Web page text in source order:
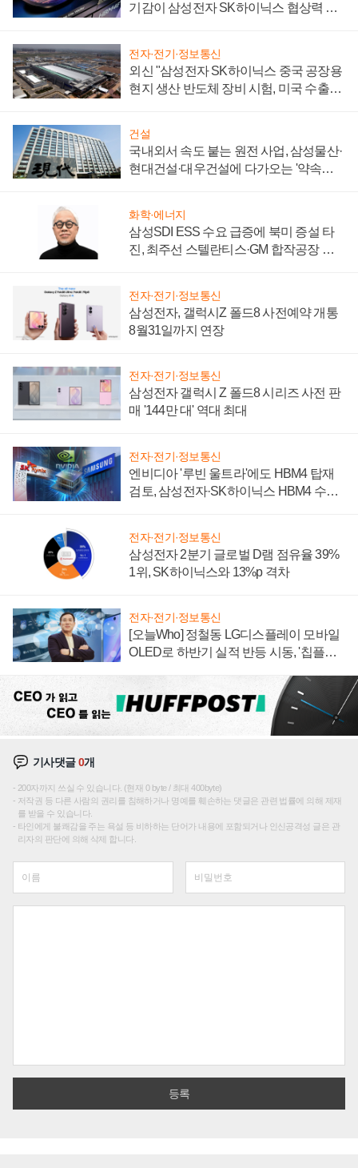
기감이 삼성전자 SK하이닉스 협상력 더
전자·전기·정보통신
외신 "삼성전자 SK하이닉스 중국 공장용
현지 생산 반도체 장비 시험, 미국 수출통
건설
국내외서 속도 붙는 원전 사업, 삼성물산·
현대건설·대우건설에 다가오는 '약속의
화학·에너지
삼성SDI ESS 수요 급증에 북미 증설 타
진, 최주선 스텔란티스·GM 합작공장 건
전자·전기·정보통신
삼성전자, 갤럭시Z 폴드8 사전예약 개통
8월31일까지 연장
전자·전기·정보통신
삼성전자 갤럭시 Z 폴드8 시리즈 사전 판
매 '144만 대' 역대 최대
전자·전기·정보통신
엔비디아 '루빈 울트라'에도 HBM4 탑재
검토, 삼성전자·SK하이닉스 HBM4 수율
전자·전기·정보통신
삼성전자 2분기 글로벌 D램 점유율 39%
1위, SK하이닉스와 13%p 격차
전자·전기·정보통신
[오늘Who] 정철동 LG디스플레이 모바일
OLED로 하반기 실적 반등 시동, '칩플레
기사댓글0개
200자까지 쓰실 수 있습니다. (현재 0 byte / 최대 400byte)
저작권 등 다른 사람의 권리를 침해하거나 명예를 훼손하는 댓글은 관련 법률에 의해 제재
를 받을 수 있습니다.
타인에게 불쾌감을 주는 욕설 등 비하하는 단어가 내용에 포함되거나 인신공격성 글은 관
리자의 판단에 의해 삭제 합니다.